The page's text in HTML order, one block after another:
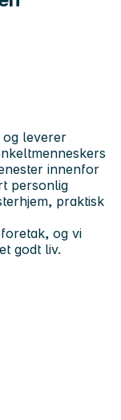
og leverer
innenfor
personlig
praktisk
og vi
godt liv.